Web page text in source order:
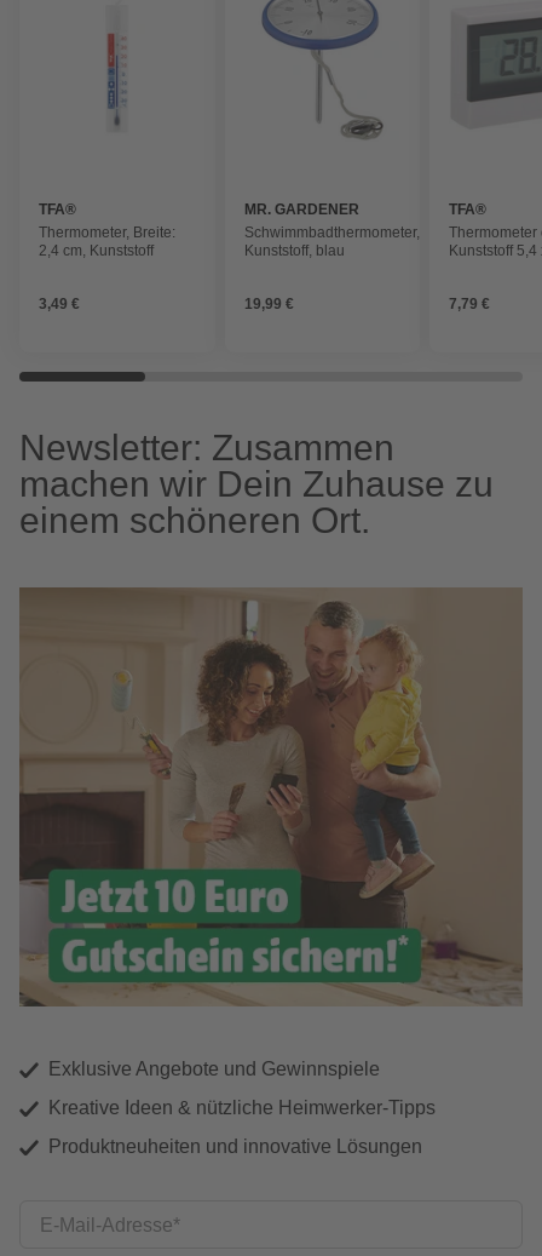
TFA®
Thermometer, Breite:
2,4 cm, Kunststoff
3,49 €
MR. GARDENER
Schwimmbadthermometer,
Kunststoff, blau
19,99 €
TFA®
Thermometer
Kunststoff 5,4
7,79 €
Newsletter: Zusammen
machen wir Dein Zuhause zu
einem schöneren Ort.
Exklusive Angebote und Gewinnspiele
Kreative Ideen & nützliche Heimwerker-Tipps
Produktneuheiten und innovative Lösungen
E-Mail-Adresse